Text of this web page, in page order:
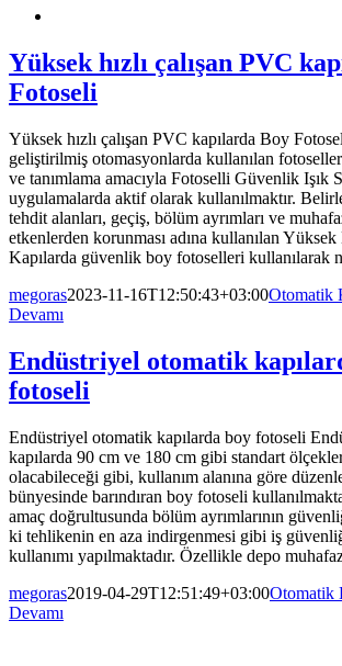
Yüksek hızlı çalışan PVC
Fotoseli
Yüksek hızlı çalışan PVC kapılarda Boy
geliştirilmiş otomasyonlarda kullanılan
ve tanımlama amacıyla Fotoselli Güvenlik Işık
uygulamalarda aktif olarak kullanılmaktır.
tehdit alanları, geçiş, bölüm ayrımları ve
etkenlerden korunması adına kullanılan Yüksek
Kapılarda güvenlik boy fotoselleri kullanılarak
megoras2023-11-16T12:50:43+03:00Otomatik
Devamı
Endüstriyel otomatik
fotoseli
Endüstriyel otomatik kapılarda boy fotoseli
kapılarda 90 cm ve 180 cm gibi standart
olacabileceği gibi, kullanım alanına göre
bünyesinde barındıran boy fotoseli
amaç doğrultusunda bölüm ayrımlarının
ki tehlikenin en aza indirgenmesi gibi iş
kullanımı yapılmaktadır. Özellikle depo
megoras2019-04-29T12:51:49+03:00Otomatik
Devamı